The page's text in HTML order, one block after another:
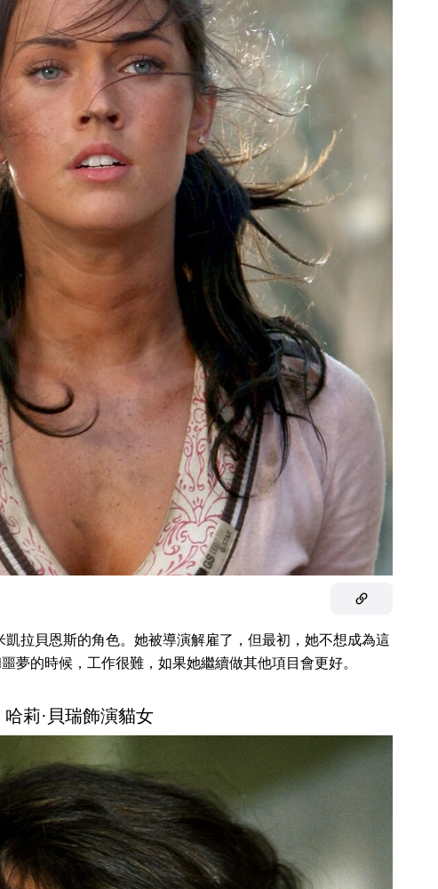
凱拉貝恩斯的角色。她被導演解雇了，但最初，她不想成為這
夢的時候，工作很難，如果她繼續做其他項目會更好。
哈莉·貝瑞飾演貓女